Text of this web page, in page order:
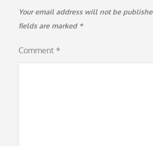
Your email address will not be
fields are marked *
Comment *